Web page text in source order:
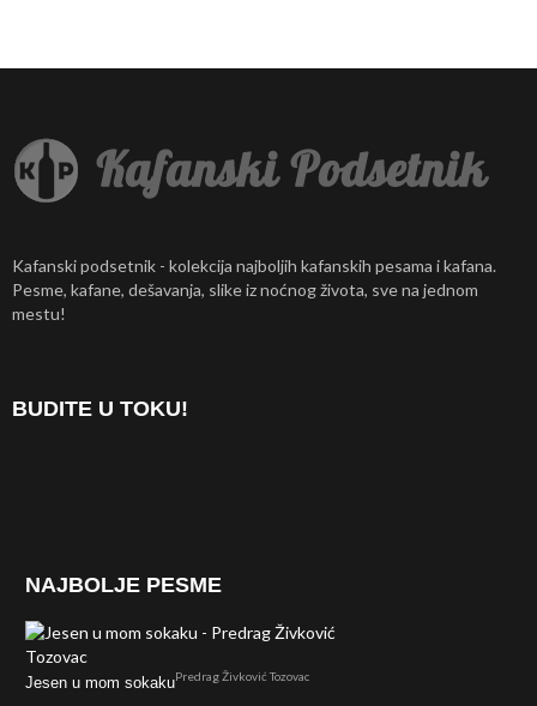
Kafanski podsetnik - kolekcija najboljih kafanskih pesama i kafana.
Pesme, kafane, dešavanja, slike iz noćnog života, sve na jednom
mestu!
BUDITE U TOKU!
NAJBOLJE PESME
Jesen u mom sokakuPredrag Živković Tozovac